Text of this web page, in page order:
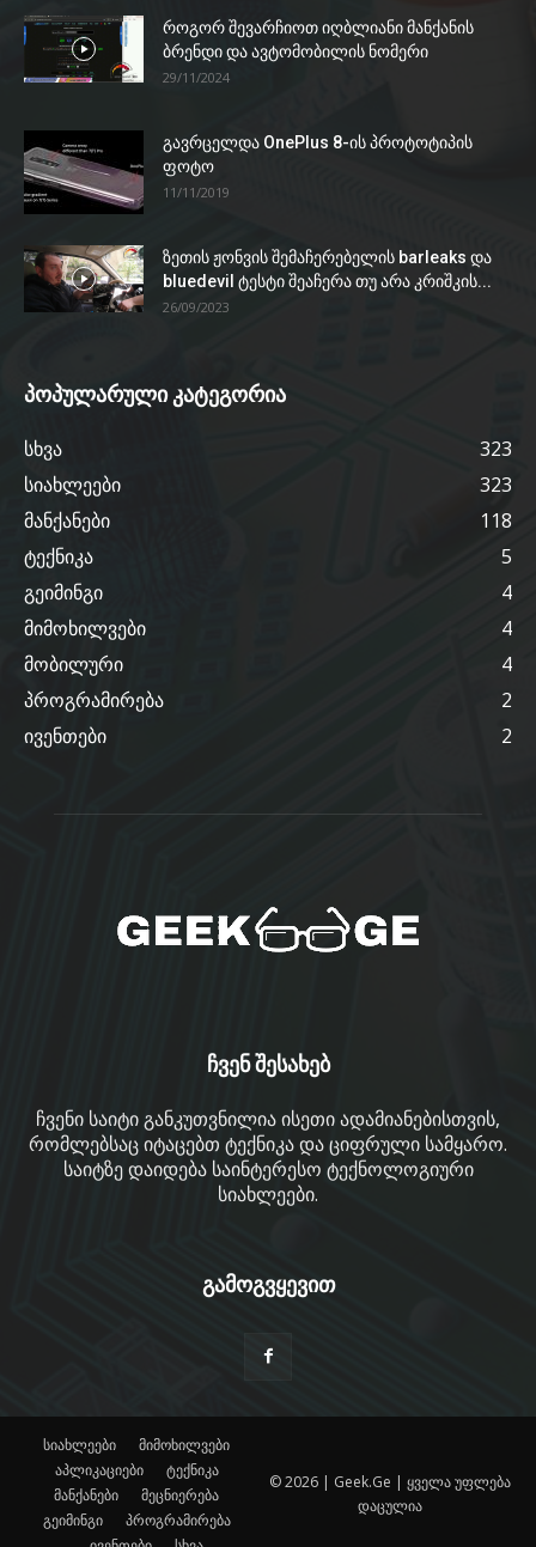
როგორ შევარჩიოთ იღბლიანი მანქანის
ბრენდი და ავტომობილის ნომერი
29/11/2024
გავრცელდა OnePlus 8-ის პროტოტიპის
ფოტო
11/11/2019
ზეთის ჟონვის შემაჩერებელის barleaks და
bluedevil ტესტი შეაჩერა თუ არა კრიშკის...
26/09/2023
პოპულარული კატეგორია
სხვა
323
სიახლეები
323
მანქანები
118
ტექნიკა
5
გეიმინგი
4
მიმოხილვები
4
მობილური
4
პროგრამირება
2
ივენთები
2
ჩვენ შესახებ
ჩვენი საიტი განკუთვნილია ისეთი ადამიანებისთვის,
რომლებსაც იტაცებთ ტექნიკა და ციფრული სამყარო.
საიტზე დაიდება საინტერესო ტექნოლოგიური
სიახლეები.
გამოგვყევით
სიახლეები
მიმოხილვები
აპლიკაციები
ტექნიკა
მანქანები
მეცნიერება
გეიმინგი
პროგრამირება
© 2026 | Geek.Ge | ყველა უფლება
დაცულია